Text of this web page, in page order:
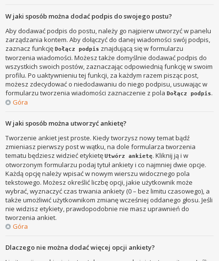
W jaki sposób można dodać podpis do swojego postu?
Aby dodawać podpis do postu, należy go najpierw utworzyć w panelu
zarządzania kontem. Aby dołączyć do danej wiadomości swój podpis,
zaznacz funkcjęDołącz podpis znajdującą się w formularzu
tworzenia wiadomości. Możesz także domyślnie dodawać podpis do
wszystkich swoich postów, zaznaczając odpowiednią funkcję w swoim
profilu. Po uaktywnieniu tej funkcji, za każdym razem pisząc post,
możesz zdecydować o niedodawaniu do niego podpisu, usuwając w
formularzu tworzenia wiadomości zaznaczenie z polaDołącz podpis.
Góra
W jaki sposób można utworzyć ankietę?
Tworzenie ankiet jest proste. Kiedy tworzysz nowy temat bądź
zmieniasz pierwszy post w wątku, na dole formularza tworzenia
tematu będziesz widzieć etykietęUtwórz ankietę. Kliknij ją i w
otworzonym formularzu podaj tytuł ankiety i co najmniej dwie opcje.
Każdą opcję należy wpisać w nowym wierszu widocznego pola
tekstowego. Możesz określić liczbę opcji, jakie użytkownik może
wybrać, wyznaczyć czas trwania ankiety (0 – bez limitu czasowego), a
także umożliwić użytkownikom zmianę wcześniej oddanego głosu. Jeśli
nie widzisz etykiety, prawdopodobnie nie masz uprawnień do
tworzenia ankiet.
Góra
Dlaczego nie można dodać więcej opcji ankiety?